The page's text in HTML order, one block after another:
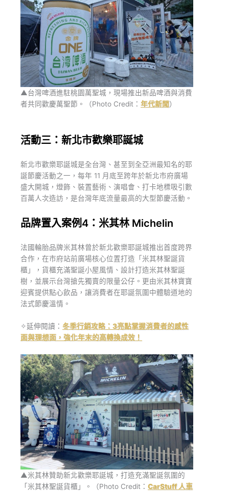
▲台灣啤酒進駐桃園萬聖城，現場推出新品啤酒與消費
者共同歡慶萬聖節。（Photo Credit： 年代新聞）
活動三：新北市歡樂耶誕城
新北市歡樂耶誕城是全台灣、甚至到全亞洲最知名的耶
誕節慶活動之一，每年 11 月底至跨年於新北市府廣場
盛大開城，燈飾、裝置藝術、演唱會、打卡地標吸引數
百萬人次造訪，是台灣年底流量最高的大型節慶活動。
品牌置入案例4：米其林 Michelin
法國輪胎品牌米其林曾於新北歡樂耶誕城推出首度跨界
合作，在市府站前廣場核心位置打造「米其林聖誕貨
櫃」，貨櫃充滿聖誕小屋風情、設計打造米其林聖誕
樹，並展示台灣搶先獨賣的限量公仔。更由米其林寶寶
迎賓提供點心飲品，讓消費者在耶誕氛圍中體驗道地的
法式節慶溫情。
✧延伸閱讀： 冬季行銷攻略：3亮點掌握消費者的感性
面與理想面，強化年末的高轉換成效！
▲米其林贊助新北歡樂耶誕城，打造充滿聖誕氛圍的
「米其林聖誕貨櫃」。（Photo Credit： CarStuff 人車